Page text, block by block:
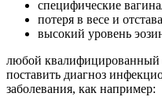
специфические
потеря в весе и
высокий уровень
любой
поставить диагноз
заболевания, как например: